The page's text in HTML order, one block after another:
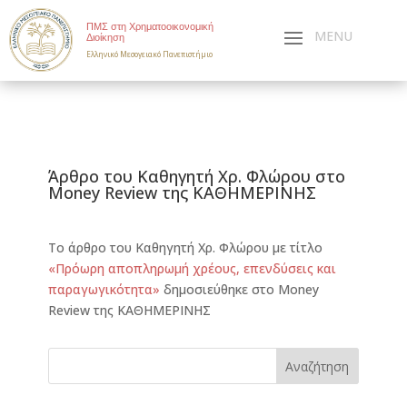
ΠΜΣ στη Χρηματοοικονομική
Διοίκηση
Ελληνικό Μεσογειακό Πανεπιστήμιο
Άρθρο του Καθηγητή Χρ. Φλώρου στο
Money Review της ΚΑΘΗΜΕΡΙΝΗΣ
Το άρθρο του Καθηγητή Χρ. Φλώρου με τίτλο
«Πρόωρη αποπληρωμή χρέους, επενδύσεις και
παραγωγικότητα» δημοσιεύθηκε στο Money
Review της ΚΑΘΗΜΕΡΙΝΗΣ
Αναζήτηση